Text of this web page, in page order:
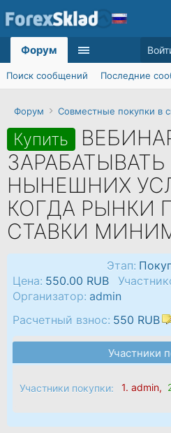
Форум Совместные покупки в
Купить
ЗАРАБАТЫВАТЬ
НЫНЕШНИХ
КОГДА РЫНКИ
СТАВКИ
Этап:
Цена: 550.00 RUB
Организатор: admin
Расчетный взнос: 550 RUB
Участники
Участники покупки: 1. admin,
Форум
Поиск сообщений Последние